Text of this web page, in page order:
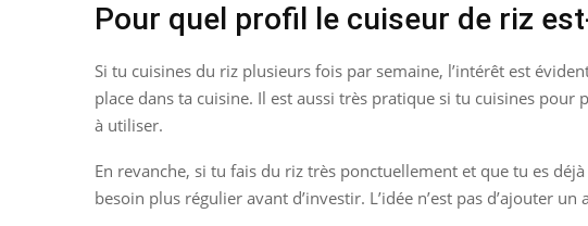
Pour quel profil le cuiseur de riz
Si tu cuisines du riz plusieurs fois par semaine, l’intérêt est
place dans ta cuisine. Il est aussi très pratique si tu cuisines
à utiliser.
En revanche, si tu fais du riz très ponctuellement et que tu es
besoin plus régulier avant d’investir. L’idée n’est pas d’ajouter